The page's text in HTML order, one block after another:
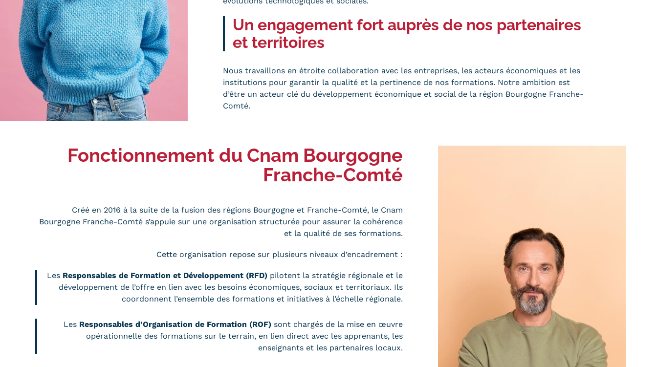
Un engagement fort auprès de nos partenaires
et territoires
Nous travaillons en étroite collaboration avec les entreprises, les acteurs économiques et les
institutions pour garantir la qualité et la pertinence de nos formations. Notre ambition est
d’être un acteur clé du développement économique et social de la région Bourgogne Franche-
Comté.
Fonctionnement du Cnam Bourgogne
Franche-Comté
Créé en 2016 à la suite de la fusion des régions Bourgogne et Franche-Comté, le Cnam
Bourgogne Franche-Comté s’appuie sur une organisation structurée pour assurer la cohérence
et la qualité de ses formations.
Cette organisation repose sur plusieurs niveaux d’encadrement :
Les Responsables de Formation et Développement (RFD) pilotent la stratégie régionale et le
développement de l’offre en lien avec les besoins économiques, sociaux et territoriaux. Ils
coordonnent l’ensemble des formations et initiatives à l’échelle régionale.
Les Responsables d’Organisation de Formation (ROF) sont chargés de la mise en œuvre
opérationnelle des formations sur le terrain, en lien direct avec les apprenants, les
enseignants et les partenaires locaux.